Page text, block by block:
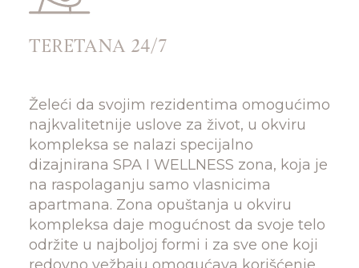
TERETANA 24/7
Želeći da svojim rezidentima omogućimo
najkvalitetnije uslove za život, u okviru
kompleksa se nalazi specijalno
dizajnirana SPA I WELLNESS zona, koja je
na raspolaganju samo vlasnicima
apartmana. Zona opuštanja u okviru
kompleksa daje mogućnost da svoje telo
održite u najboljoj formi i za sve one koji